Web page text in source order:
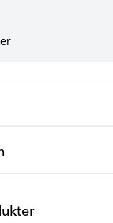
at bruge og
op til 3 år, eller